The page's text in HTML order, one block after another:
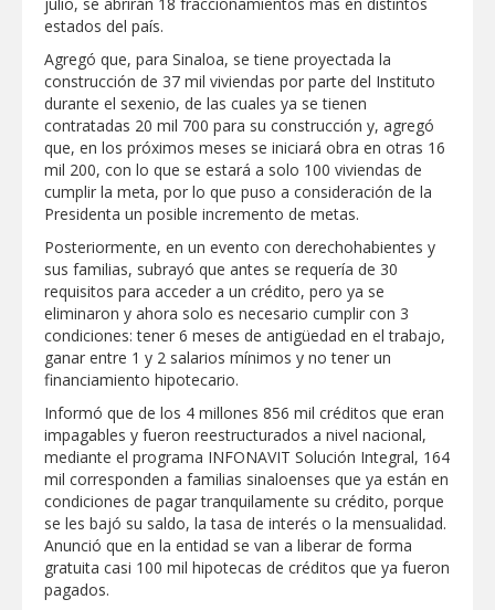
agenda de infraestructura con sentido
humanista
DIRECCIÓN DE DESARROLLO RURAL
APOYA A GANADEROS DE NUEVO
LAREDO ANTE LA REAPERTURA DE LA
EXPORTACIÓN DE GANADO
Impulsa STPS ferias del empleo para
jóvenes en tres regiones de Tamaulipas
estados del país.
Agregó que, para Sinaloa, se tiene proyectada la
construcción de 37 mil viviendas por parte del Instituto
durante el sexenio, de las cuales ya se tienen
contratadas 20 mil 700 para su construcción y, agregó
que, en los próximos meses se iniciará obra en otras 16
mil 200, con lo que se estará a solo 100 viviendas de
cumplir la meta, por lo que puso a consideración de la
Presidenta un posible incremento de metas.
Posteriormente, en un evento con derechohabientes y
sus familias, subrayó que antes se requería de 30
requisitos para acceder a un crédito, pero ya se
eliminaron y ahora solo es necesario cumplir con 3
condiciones: tener 6 meses de antigüedad en el trabajo,
ganar entre 1 y 2 salarios mínimos y no tener un
financiamiento hipotecario.
Informó que de los 4 millones 856 mil créditos que eran
impagables y fueron reestructurados a nivel nacional,
mediante el programa INFONAVIT Solución Integral, 164
mil corresponden a familias sinaloenses que ya están en
condiciones de pagar tranquilamente su crédito, porque
se les bajó su saldo, la tasa de interés o la mensualidad.
Anunció que en la entidad se van a liberar de forma
gratuita casi 100 mil hipotecas de créditos que ya fueron
pagados.